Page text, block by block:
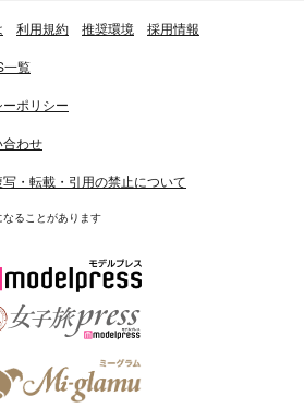
利用規約 推奨環境 採用情報
一覧
ポリシー
わせ
・転載・引用の禁止について
ることがあります